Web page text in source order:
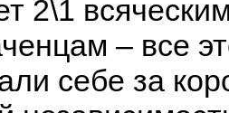
2\1
– все
себе за